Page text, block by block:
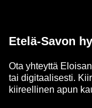
Etelä-​Savon
Ota yh­teyt­tä
tai di­gi­taa­li­ses­ti.
kii­reel­li­nen apun